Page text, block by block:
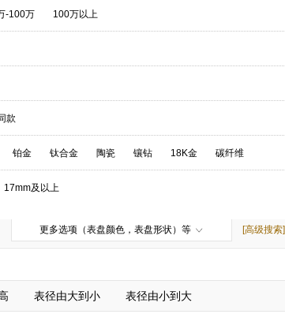
-100万 100万以上
款
铂金 钛合金 陶瓷 镶钻 18K金 碳纤维
17mm及以上
更多选项（表盘颜色，表盘形状）等 [高级搜索]
表径由大到小 表径由小到大